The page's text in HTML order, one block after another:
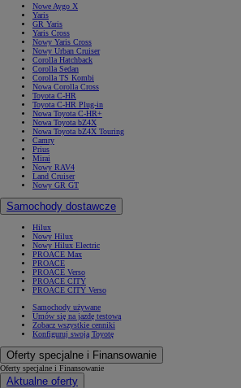
Nowe Aygo X
Yaris
GR Yaris
Yaris Cross
Nowy Yaris Cross
Nowy Urban Cruiser
Corolla Hatchback
Corolla Sedan
Corolla TS Kombi
Nowa Corolla Cross
Toyota C-HR
Toyota C-HR Plug-in
Nowa Toyota C-HR+
Nowa Toyota bZ4X
Nowa Toyota bZ4X Touring
Camry
Prius
Mirai
Nowy RAV4
Land Cruiser
Nowy GR GT
Samochody dostawcze
Hilux
Nowy Hilux
Nowy Hilux Electric
PROACE Max
PROACE
PROACE Verso
PROACE CITY
PROACE CITY Verso
Samochody używane
Umów się na jazdę testową
Zobacz wszystkie cenniki
Konfiguruj swoją Toyotę
Oferty specjalne i Finansowanie
Oferty specjalne i Finansowanie
Aktualne oferty